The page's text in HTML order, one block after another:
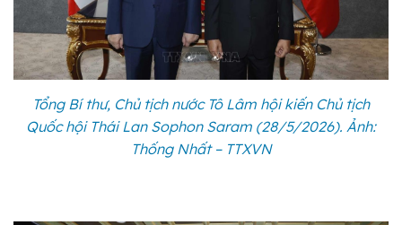
Tổng Bí thư, Chủ tịch nước Tô Lâm hội kiến Chủ tịch
Quốc hội Thái Lan Sophon Saram (28/5/2026). Ảnh:
Thống Nhất – TTXVN